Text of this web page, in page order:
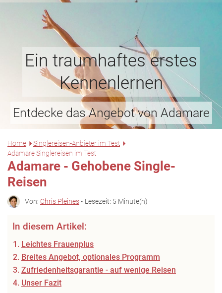
Ein traumhaftes erstes
Kennenlernen
Entdecke das Angebot von Adamare
Home
Singlereisen-Anbieter im Test
Adamare Singlereisen im Test
Adamare - Gehobene Single-
Reisen
Von: Chris Pleines • Lesezeit: 5 Minute(n)
In diesem Artikel:
Leichtes Frauenplus
Breites Angebot, optionales Programm
Zufriedenheitsgarantie - auf wenige Reisen
Unser Fazit